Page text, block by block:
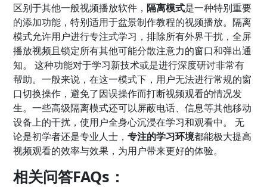
区别于其他一般视频播放软件，隔离模式是一种特别重要
的添加功能，特别适用于盆景制作教程的视频播放。隔离
模式允许用户进行专注式学习，排除所有外界干扰，全屏
播放视频且锁定所有其他可能分散注意力的窗口和弹出通
知。 这种功能对于学习新技术或是进行深度研讨非常有
帮助。一般来说，在这一模式下，用户无法进行常规的窗
口切换操作，避免了因误操作而打断视频观看的情况发
生。一些高级隔离模式还可以屏蔽电话、信息等其他移动
设备上的干扰，使用户全身心沉浸在学习和观看中。 无
论是初学者还是专业人士，专注的学习环境都能极大提高
视频观看的效率与效果，为用户带来更好的体验。
相关问答FAQs：